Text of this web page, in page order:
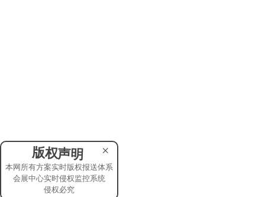
本网所有方案实时版权报送体系
会展中心实时侵权监控系统
侵权必究
版权声明 ×